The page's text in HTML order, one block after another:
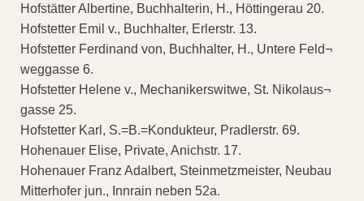
Hofstätter Albertine, Buchhalterin, H., Höttingerau 20.
Hofstetter Emil v., Buchhalter, Erlerstr. 13.
Hofstetter Ferdinand von, Buchhalter, H., Untere Feld¬
weggasse 6.
Hofstetter Helene v., Mechanikerswitwe, St. Nikolaus¬
gasse 25.
Hofstetter Karl, S.=B.=Kondukteur, Pradlerstr. 69.
Hohenauer Elise, Private, Anichstr. 17.
Hohenauer Franz Adalbert, Steinmetzmeister, Neubau
Mitterhofer jun., Innrain neben 52a.